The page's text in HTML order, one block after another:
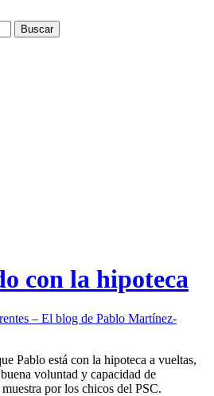
con la hipoteca
– El blog de Pablo Martínez-
Pablo está con la hipoteca a vueltas,
voluntad y capacidad de
por los chicos del PSC.